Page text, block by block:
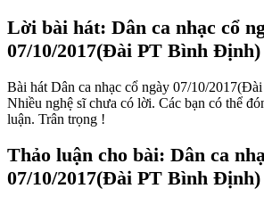
Lời bài hát: Dân ca nhạc cổ
07/10/2017(Đài PT Bình Định)
Bài hát Dân ca nhạc cổ ngày 07/10/
Nhiều nghệ sĩ chưa có lời. Các bạn có thể
luận. Trân trọng !
Thảo luận cho bài: Dân ca
07/10/2017(Đài PT Bình Định)